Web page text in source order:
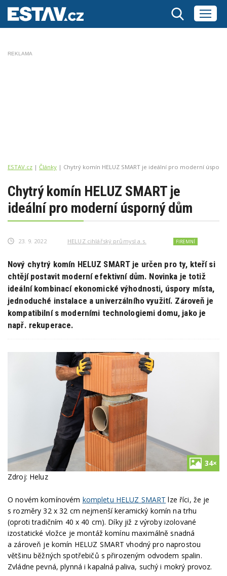
REKLAMA
ESTAV.cz Články Chytrý komín HELUZ SMART je ideální pro moderní
Chytrý komín HELUZ SMART je
ideální pro moderní úsporný dům
23. 9. 2022 HELUZ cihlářský průmysl a.s. FIREMNÍ
Nový chytrý komín HELUZ SMART je určen pro ty, kteří si
chtějí postavit moderní efektivní dům. Novinka je totiž
ideální kombinací ekonomické výhodnosti, úspory místa,
jednoduché instalace a univerzálního využití. Zároveň je
kompatibilní s moderními technologiemi domu, jako je
např. rekuperace.
34×
Zdroj: Heluz
O novém komínovém kompletu HELUZ SMART lze říci, že je
s rozměry 32 x 32 cm nejmenší keramický komín na trhu
(oproti tradičním 40 x 40 cm). Díky již z výroby izolované
izostatické vložce je montáž komínu maximálně snadná
a zároveň je komín HELUZ SMART vhodný pro naprostou
většinu běžných spotřebičů s přirozeným odvodem spalin.
Zvládne pevná, plynná i kapalná paliva, suchý i mokrý provoz.